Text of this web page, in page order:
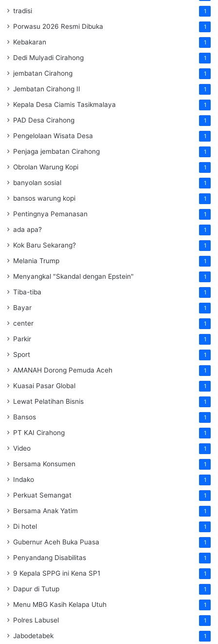
tradisi 1
Porwasu 2026 Resmi Dibuka 1
Kebakaran 1
Dedi Mulyadi Cirahong 1
jembatan Cirahong 1
Jembatan Cirahong II 1
Kepala Desa Ciamis Tasikmalaya 1
PAD Desa Cirahong 1
Pengelolaan Wisata Desa 1
Penjaga jembatan Cirahong 1
Obrolan Warung Kopi 1
banyolan sosial 1
bansos warung kopi 1
Pentingnya Pemanasan 1
ada apa? 1
Kok Baru Sekarang? 1
Melania Trump 1
Menyangkal "Skandal dengan Epstein" 1
Tiba-tiba 1
Bayar 1
center 1
Parkir 1
Sport 1
AMANAH Dorong Pemuda Aceh 1
Kuasai Pasar Global 1
Lewat Pelatihan Bisnis 1
Bansos 1
PT KAI Cirahong 1
Video 1
Bersama Konsumen 1
Indako 1
Perkuat Semangat 1
Bersama Anak Yatim 1
Di hotel 1
Gubernur Aceh Buka Puasa 1
Penyandang Disabilitas 1
9 Kepala SPPG ini Kena SP1 1
Dapur di Tutup 1
Menu MBG Kasih Kelapa Utuh 1
Polres Labusel 1
Jabodetabek 1